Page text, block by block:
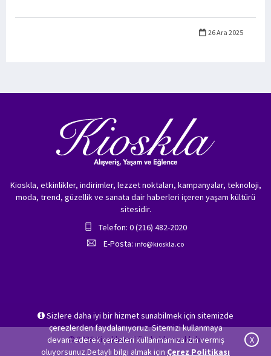
26 Ara 2025
Sizlere daha iyi bir hizmet sunabilmek için sitemizde
çerezlerden faydalanıyoruz. Sitemizi kullanmaya
devam ederek çerezleri kullanmamıza izin vermiş
oluyorsunuz.Detaylı bilgi almak için Çerez Politikası
X
Kioskla, etkinlikler, indirimler, lezzet noktaları, kampanyalar, teknoloji,
moda, trend, güzellik ve sanata dair haberleri içeren yaşam kültürü
sitesidir.
Telefon: 0 (216) 482-2020
E-Posta: info@kioskla.co
© 2026 Kioskla.co Tüm hakları saklıdır.